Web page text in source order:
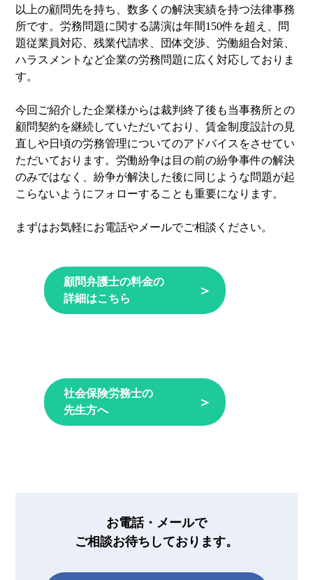
以上の顧問先を持ち、数多くの解決実績を持つ法律事務
所です。労務問題に関する講演は年間150件を超え、問
題従業員対応、残業代請求、団体交渉、労働組合対策、
ハラスメントなど企業の労務問題に広く対応しておりま
す。
今回ご紹介した企業様からは裁判終了後も当事務所との
顧問契約を継続していただいており、賃金制度設計の見
直しや日頃の労務管理についてのアドバイスをさせてい
ただいております。労働紛争は目の前の紛争事件の解決
のみではなく、紛争が解決した後に同じような問題が起
こらないようにフォローすることも重要になります。
まずはお気軽にお電話やメールでご相談ください。
顧問弁護士の料金の
詳細はこちら
＞
社会保険労務士の
先生方へ
＞
お電話・メールで
ご相談お待ちしております。